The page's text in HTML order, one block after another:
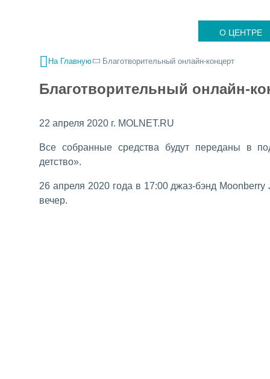
О ЦЕНТРЕ
На Главную Благотворительный онлайн-концерт
Благотворительный онлайн-
22 апреля 2020 г. MOLNET.RU
Все собранные средства будут переданы в
детство».
26 апреля 2020 года в 17:00 джаз-бэнд
вечер.